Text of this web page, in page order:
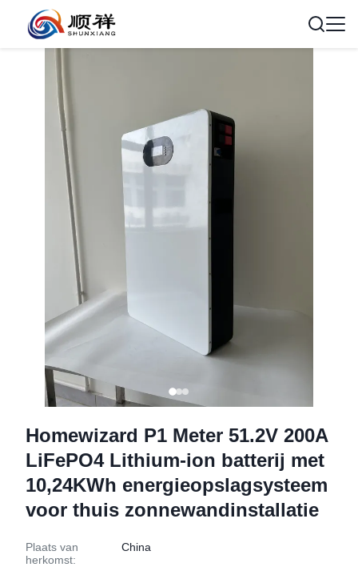
Homewizard P1 Meter 51.2V 200A
LiFePO4 Lithium-ion batterij met
10,24KWh energieopslagsysteem
voor thuis zonnewandinstallatie
Plaats van
herkomst:
China